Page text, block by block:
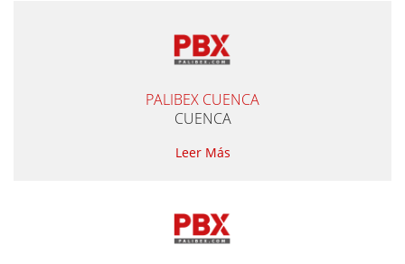
PALIBEX CUENCA
CUENCA
Leer Más